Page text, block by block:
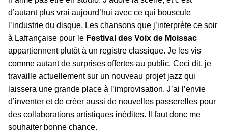
d’autant plus vrai aujourd’hui avec ce qui bouscule
l’industrie du disque. Les chansons que j’interprète ce soir
à Lafrançaise pour le Festival des Voix de Moissac
appartiennent plutôt à un registre classique. Je les vis
comme autant de surprises offertes au public. Ceci dit, je
travaille actuellement sur un nouveau projet jazz qui
laissera une grande place à l’improvisation. J’ai l’envie
d’inventer et de créer aussi de nouvelles passerelles pour
des collaborations artistiques inédites. Il faut donc me
souhaiter bonne chance.